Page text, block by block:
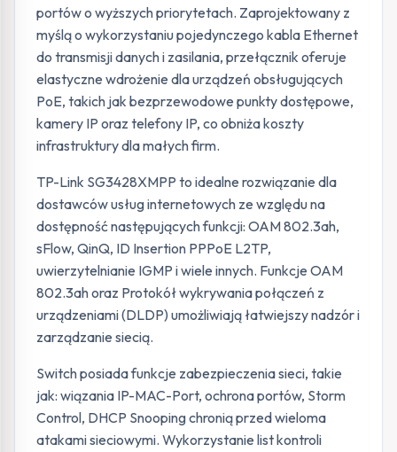
portów o wyższych priorytetach. Zaprojektowany z
myślą o wykorzystaniu pojedynczego kabla Ethernet
do transmisji danych i zasilania, przełącznik oferuje
elastyczne wdrożenie dla urządzeń obsługujących
PoE, takich jak bezprzewodowe punkty dostępowe,
kamery IP oraz telefony IP, co obniża koszty
infrastruktury dla małych firm.
TP-Link SG3428XMPP to idealne rozwiązanie dla
dostawców usług internetowych ze względu na
dostępność następujących funkcji: OAM 802.3ah,
sFlow, QinQ, ID Insertion PPPoE L2TP,
uwierzytelnianie IGMP i wiele innych. Funkcje OAM
802.3ah oraz Protokół wykrywania połączeń z
urządzeniami (DLDP) umożliwiają łatwiejszy nadzór i
zarządzanie siecią.
Switch posiada funkcje zabezpieczenia sieci, takie
jak: wiązania IP-MAC-Port, ochrona portów, Storm
Control, DHCP Snooping chronią przed wieloma
atakami sieciowymi. Wykorzystanie list kontroli